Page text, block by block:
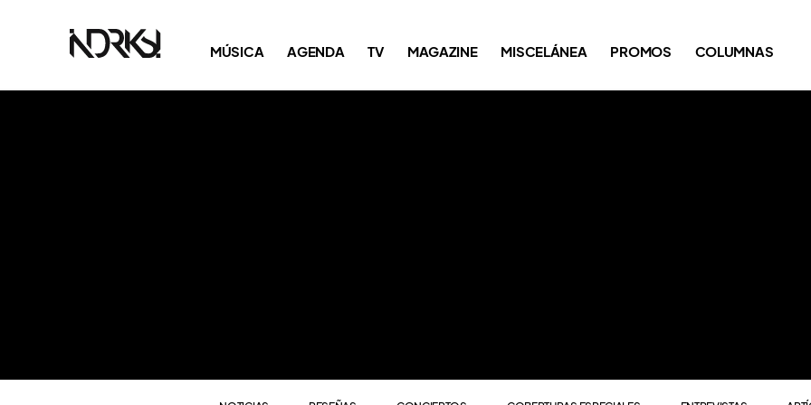
MÚSICA AGENDA TV MAGAZINE MISCELÁNEA PROMOS COLUMNAS